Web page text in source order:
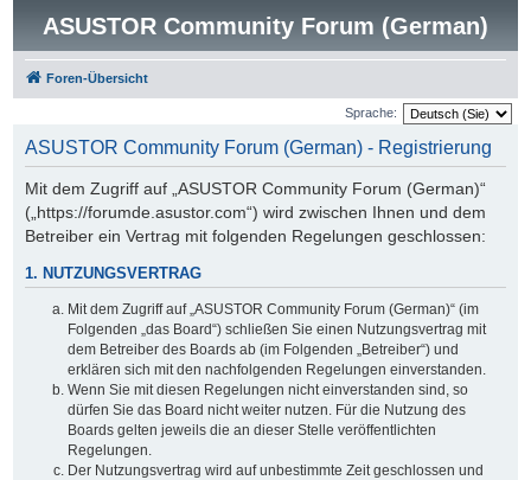
ASUSTOR Community Forum (German)
Foren-Übersicht
Sprache:
ASUSTOR Community Forum (German) - Registrierung
Mit dem Zugriff auf „ASUSTOR Community Forum (German)“
(„https://forumde.asustor.com“) wird zwischen Ihnen und dem
Betreiber ein Vertrag mit folgenden Regelungen geschlossen:
1. NUTZUNGSVERTRAG
Mit dem Zugriff auf „ASUSTOR Community Forum (German)“ (im
Folgenden „das Board“) schließen Sie einen Nutzungsvertrag mit
dem Betreiber des Boards ab (im Folgenden „Betreiber“) und
erklären sich mit den nachfolgenden Regelungen einverstanden.
Wenn Sie mit diesen Regelungen nicht einverstanden sind, so
dürfen Sie das Board nicht weiter nutzen. Für die Nutzung des
Boards gelten jeweils die an dieser Stelle veröffentlichten
Regelungen.
Der Nutzungsvertrag wird auf unbestimmte Zeit geschlossen und